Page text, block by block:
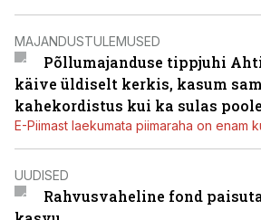
MAJANDUSTULEMUSED
Põllumajanduse tippjuhi
käive üldiselt kerkis, kasum
kahekordistus kui ka sulas
E-Piimast laekumata piimaraha on enam
UUDISED
Rahvusvaheline fond